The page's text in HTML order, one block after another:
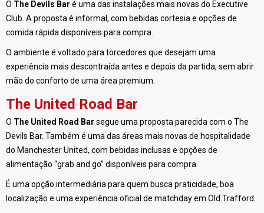
O The Devils Bar é uma das instalações mais novas do Executive
Club. A proposta é informal, com bebidas cortesia e opções de
comida rápida disponíveis para compra.
O ambiente é voltado para torcedores que desejam uma
experiência mais descontraída antes e depois da partida, sem abrir
mão do conforto de uma área premium.
The United Road Bar
O The United Road Bar segue uma proposta parecida com o The
Devils Bar. Também é uma das áreas mais novas de hospitalidade
do Manchester United, com bebidas inclusas e opções de
alimentação “grab and go” disponíveis para compra.
É uma opção intermediária para quem busca praticidade, boa
localização e uma experiência oficial de matchday em Old Trafford.